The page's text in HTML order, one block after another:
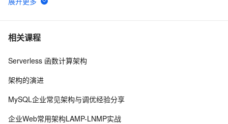
6
【云原生|K8s系列第3篇】：实战Kubectl创建
7 如何在云原生混部场景下利用资源配额高效分配集群资
8 Vineyard 加入 CNCF Sandbox，将继续瞄准云原生大数
win7、win8、win10等不同操作系统下安装Docker详细教
程
10【云原生】Docker部署/容器加速器（最新版）
相关课程
Serverless 函数计算架构
架构的演进
MySQL企业常见架构与调优经验分享
企业Web常用架构LAMP-LNMP实战